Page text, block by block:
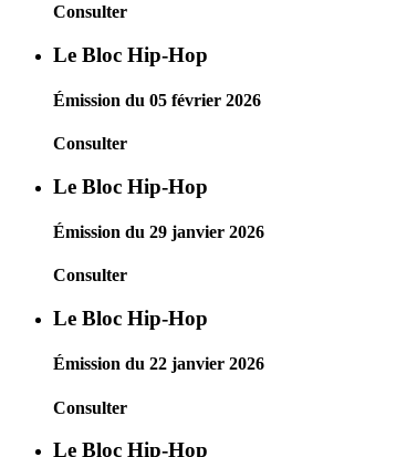
Consulter
Le Bloc Hip-Hop
Émission du 05 février 2026
Consulter
Le Bloc Hip-Hop
Émission du 29 janvier 2026
Consulter
Le Bloc Hip-Hop
Émission du 22 janvier 2026
Consulter
Le Bloc Hip-Hop